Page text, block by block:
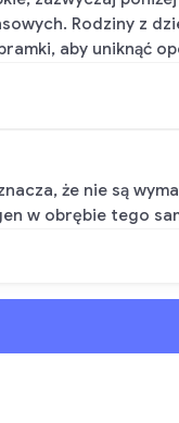
Rodziny z
aby uniknąć
że nie są
w obrębie tego